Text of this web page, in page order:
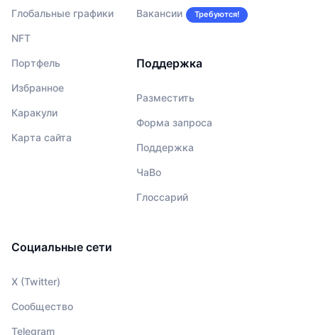
Глобальные графики
NFT
Портфель
Избранное
Каракули
Карта сайта
Вакансии Требуются!
Поддержка
Разместить
Форма запроса
Поддержка
ЧаВо
Глоссарий
Социальные сети
X (Twitter)
Сообщество
Telegram